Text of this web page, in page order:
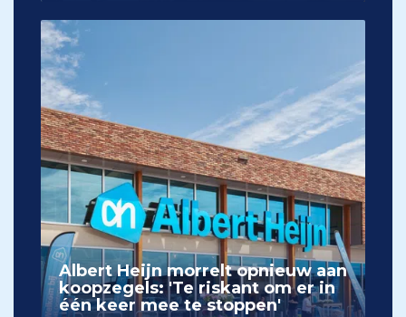
Albert Heijn morrelt opnieuw aan
koopzegels: 'Te riskant om er in
één keer mee te stoppen'